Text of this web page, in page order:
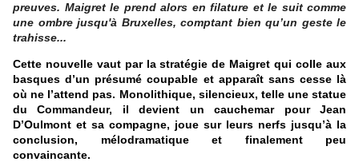
preuves. Maigret le prend alors en filature et le suit comme
une ombre jusqu'à Bruxelles, comptant bien qu’un geste le
trahisse...
Cette nouvelle vaut par la stratégie de Maigret qui colle aux
basques d’un présumé coupable et apparaît sans cesse là
où ne l’attend pas. Monolithique, silencieux, telle une statue
du Commandeur, il devient un cauchemar pour Jean
D’Oulmont et sa compagne, joue sur leurs nerfs jusqu’à la
conclusion, mélodramatique et finalement peu
convaincante.